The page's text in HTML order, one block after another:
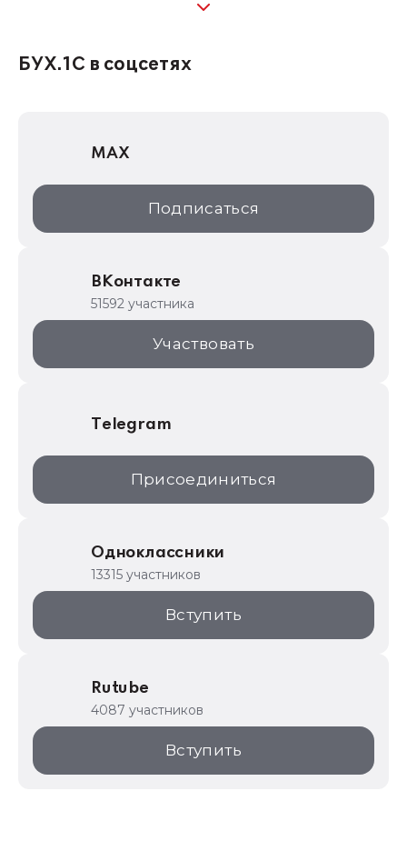
1С:Консалтинг
1С:Дистрибьюция
1С:Образование
ИТС.1C.ru
1С:Торговая площадка
БУХ.1С в соцсетях
MAX
Подписаться
ВКонтакте
51592 участника
Участвовать
Telegram
Присоединиться
Одноклассники
13315 участников
Вступить
Rutube
4087 участников
Вступить